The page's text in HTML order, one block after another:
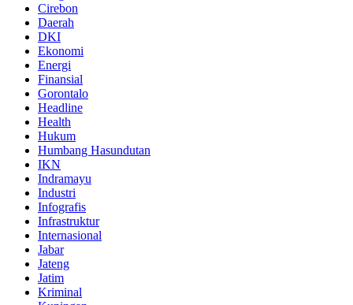
Cirebon
Daerah
DKI
Ekonomi
Energi
Finansial
Gorontalo
Headline
Health
Hukum
Humbang Hasundutan
IKN
Indramayu
Industri
Infografis
Infrastruktur
Internasional
Jabar
Jateng
Jatim
Kriminal